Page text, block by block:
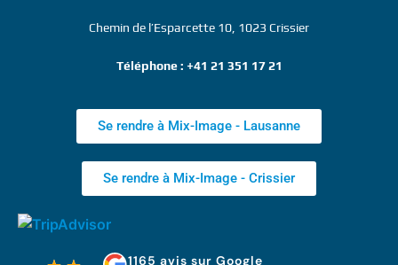
Chemin de l’Esparcette 10, 1023 Crissier
Téléphone : +41 21 351 17 21
Se rendre à Mix-Image - Lausanne
Se rendre à Mix-Image - Crissier
1165 avis sur Google